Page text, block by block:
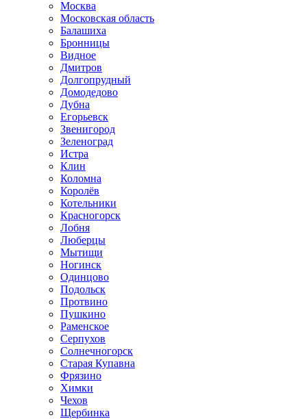
Москва
Московская область
Балашиха
Бронницы
Видное
Дмитров
Долгопрудный
Домодедово
Дубна
Егорьевск
Звенигород
Зеленоград
Истра
Клин
Коломна
Королёв
Котельники
Красногорск
Лобня
Люберцы
Мытищи
Ногинск
Одинцово
Подольск
Протвино
Пушкино
Раменское
Серпухов
Солнечногорск
Старая Купавна
Фрязино
Химки
Чехов
Щербинка